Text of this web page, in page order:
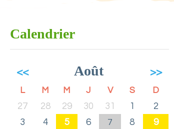
Calendrier
<< Août >>
L M M J V S D
27 28 29 30 31 1
2
3
4 5 6 7 8
9